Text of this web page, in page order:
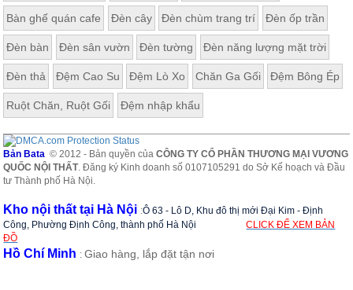
Bàn ghế quán cafe Đèn cây Đèn chùm trang trí Đèn ốp trần
Đèn bàn Đèn sân vườn Đèn tường Đèn năng lượng mặt trời
Đèn thả Đệm Cao Su Đệm Lò Xo Chăn Ga Gối Đệm Bông Ép
Ruột Chăn, Ruột Gối Đệm nhập khẩu
Bản Bata © 2012 - Bản quyền củaCÔNG TY CỔ PHẦN THƯƠNG MẠI VƯƠNG
QUỐC NỘI THẤT. Đăng ký Kinh doanh số 0107105291 do Sở Kế hoạch và Đầu
tư Thành phố Hà Nội.
Kho nội thất tại Hà Nội :Ô 63 - Lô D, Khu đô thị mới Đại Kim - Định
Công, Phường Định Công, thành phố Hà Nội
CLICK ĐỂ XEM BẢN
ĐỒ
Hồ Chí Minh :Giao hàng, lắp đặt tận nơi